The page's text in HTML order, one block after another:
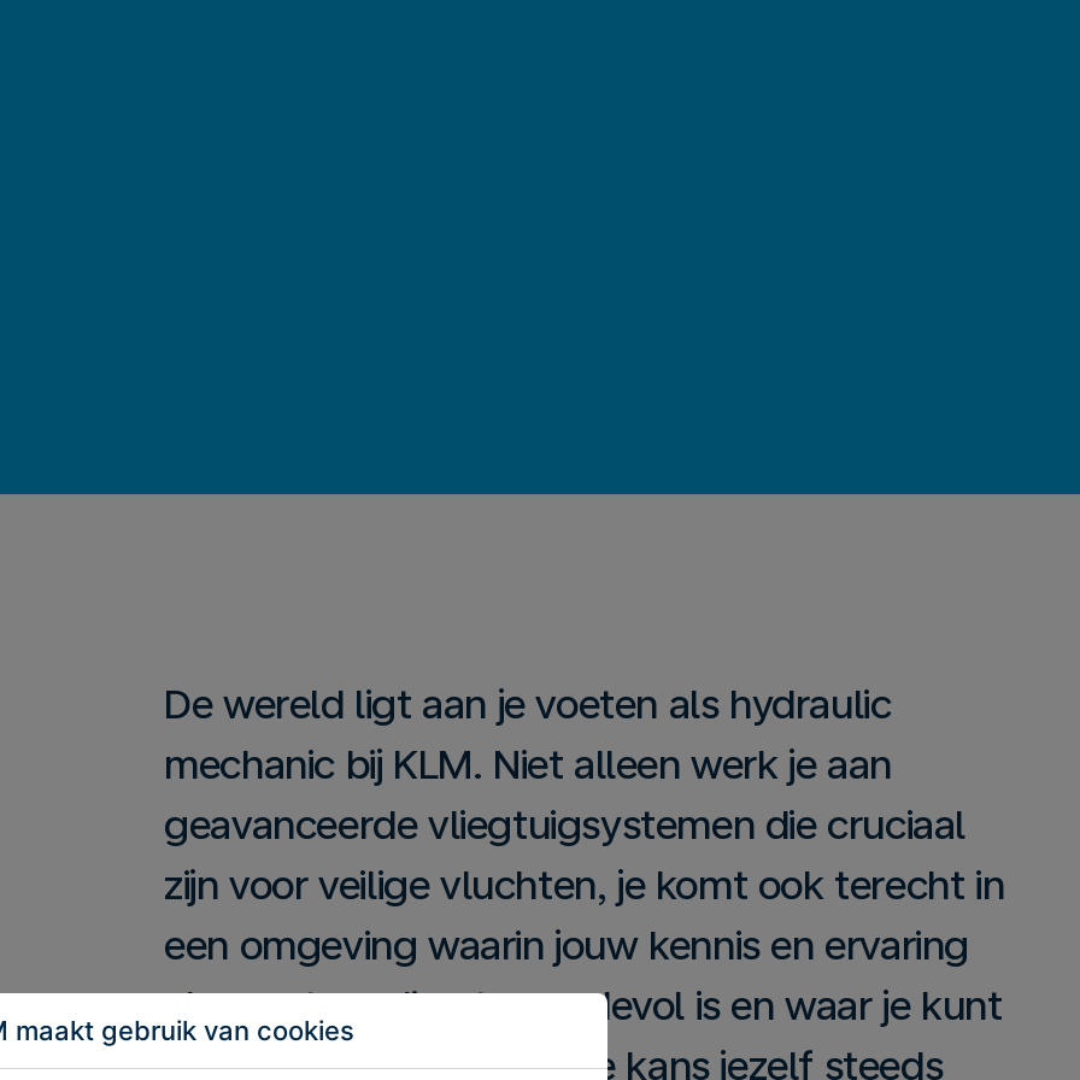
De wereld ligt aan je voeten als hydraulic
mechanic bij KLM. Niet alleen werk je aan
geavanceerde vliegtuigsystemen die cruciaal
zijn voor veilige vluchten, je komt ook terecht in
een omgeving waarin jouw kennis en ervaring
als monteur direct waardevol is en waar je kunt
groeien. Bij KLM heb je de kans jezelf steeds
maakt gebruik van cookies